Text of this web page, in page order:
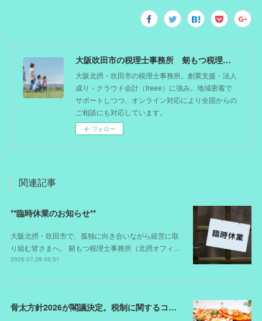
大阪吹田市の税理士事務所 剱もつ税理士（北摂オフィス）―かつてdoctorを目指した税理士が企業のホームドクターとしてあなたの事業をサポート。税理士が直接担当する『かかりつけ税理士』
大阪北摂・吹田市の税理士事務所。創業支援・法人
成り・クラウド会計（freee）に強み。地域密着で
サポートしつつ、オンライン対応により全国からの
ご相談にも対応しています。
フォロー
関連記事
**臨時休業のお知らせ**
大阪北摂・吹田市で、孤独に向き合いながら経営に取
り組む皆さまへ。 剱もつ税理士事務所（北摂オフィ…
2026.07.28 06:51
骨太方針2026が閣議決定。税制に関するコメントは？